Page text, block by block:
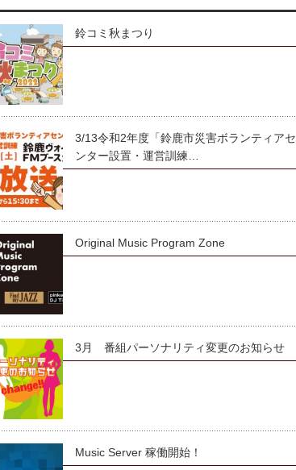
鈴コミ秋まつり
3/13令和2年度「鈴鹿市災害ボランティアセ
ンター設置・運営訓練…
Original Music Program Zone
3月 番組パーソナリティ変更のお知らせ
Music Server 稼働開始！